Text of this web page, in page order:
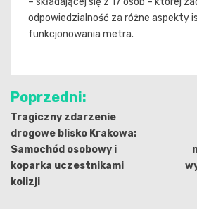
odpowiedzialność za różne aspekty
funkcjonowania metra.
Nawigacja
wpisu
Poprzedni:
Tragiczny zdarzenie
drogowe blisko Krakowa:
Samochód osobowy i
koparka uczestnikami
kolizji